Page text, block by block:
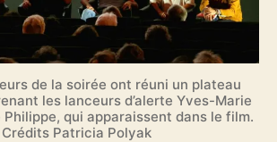
de la soirée ont réuni un plateau
les lanceurs d’alerte Yves-Marie
Philippe, qui apparaissent dans le film.
Crédits Patricia Polyak